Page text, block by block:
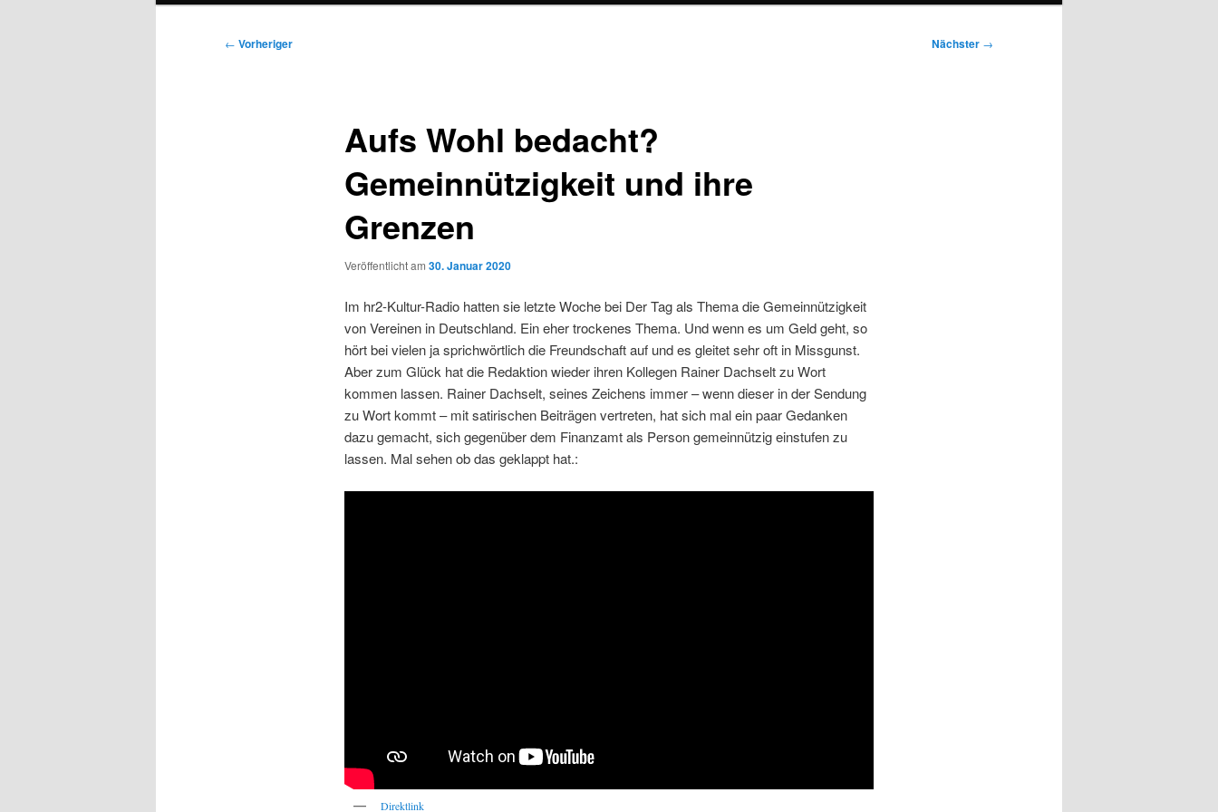
Beitragsnavigation
← Vorheriger Nächster →
Aufs Wohl bedacht?
Gemeinnützigkeit und ihre
Grenzen
Veröffentlicht am 30. Januar 2020
Im hr2-Kultur-Radio hatten sie letzte Woche bei Der Tag als Thema die Gemeinnützigkeit
von Vereinen in Deutschland. Ein eher trockenes Thema. Und wenn es um Geld geht, so
hört bei vielen ja sprichwörtlich die Freundschaft auf und es gleitet sehr oft in Missgunst.
Aber zum Glück hat die Redaktion wieder ihren Kollegen Rainer Dachselt zu Wort
kommen lassen. Rainer Dachselt, seines Zeichens immer – wenn dieser in der Sendung
zu Wort kommt – mit satirischen Beiträgen vertreten, hat sich mal ein paar Gedanken
dazu gemacht, sich gegenüber dem Finanzamt als Person gemeinnützig einstufen zu
lassen. Mal sehen ob das geklappt hat.:
Direktlink